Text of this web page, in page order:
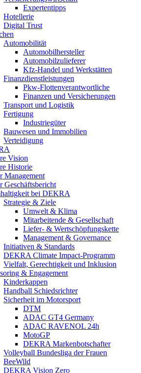
Expertentipps
Hotellerie
Digital Trust
Automobilität
Automobilhersteller
Automobilzulieferer
Kfz-Handel und Werkstätten
Finanzdienstleistungen
Pkw‑Flottenverantwortliche
Finanzen und Versicherungen
Transport und Logistik
Fertigung
Industriegüter
Bauwesen und Immobilien
Verteidigung
Vision
Historie
Management
Geschäftsbericht
bei DEKRA
Strategie & Ziele
Umwelt & Klima
Mitarbeitende & Gesellschaft
Liefer- & Wertschöpfungskette
Management & Governance
Initiativen & Standards
DEKRA Climate Impact-Programm
Vielfalt, Gerechtigkeit und Inklusion​
& Engagement
Kinderkappen
Handball Schiedsrichter
Sicherheit im Motorsport
DTM
ADAC GT4 Germany
ADAC RAVENOL 24h
MotoGP
DEKRA Markenbotschafter
Volleyball Bundesliga der Frauen
BeeWild
DEKRA Vision Zero